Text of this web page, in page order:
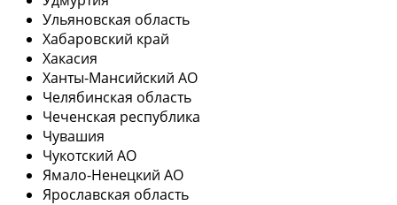
Ульяновская область
Хабаровский край
Хакасия
Ханты-Мансийский АО
Челябинская область
Чеченская республика
Чувашия
Чукотский АО
Ямало-Ненецкий АО
Ярославская область